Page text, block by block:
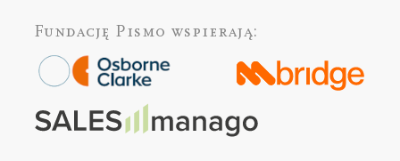
Fundację Pismo wspierają: